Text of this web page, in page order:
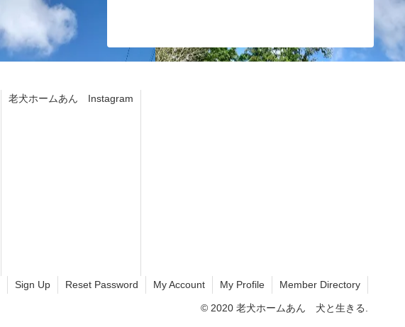
老犬ホームあん Instagram
Sign Up Reset Password My Account My Profile Member Directory
© 2020 老犬ホームあん 犬と生きる.